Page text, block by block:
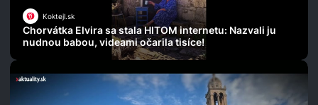
Koktejl.sk
Chorvátka Elvira sa stala HITOM internetu: Nazvali ju
nudnou babou, videami očarila tisíce!